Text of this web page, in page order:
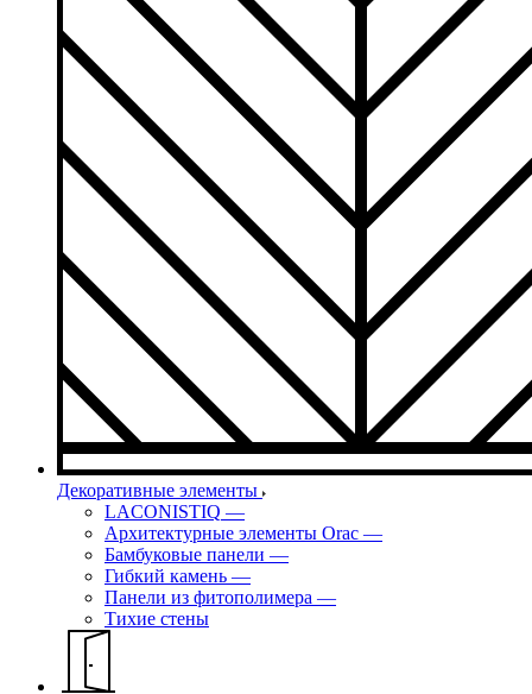
Декоративные элементы
LACONISTIQ —
Архитектурные элементы Orac —
Бамбуковые панели —
Гибкий камень —
Панели из фитополимера —
Тихие стены